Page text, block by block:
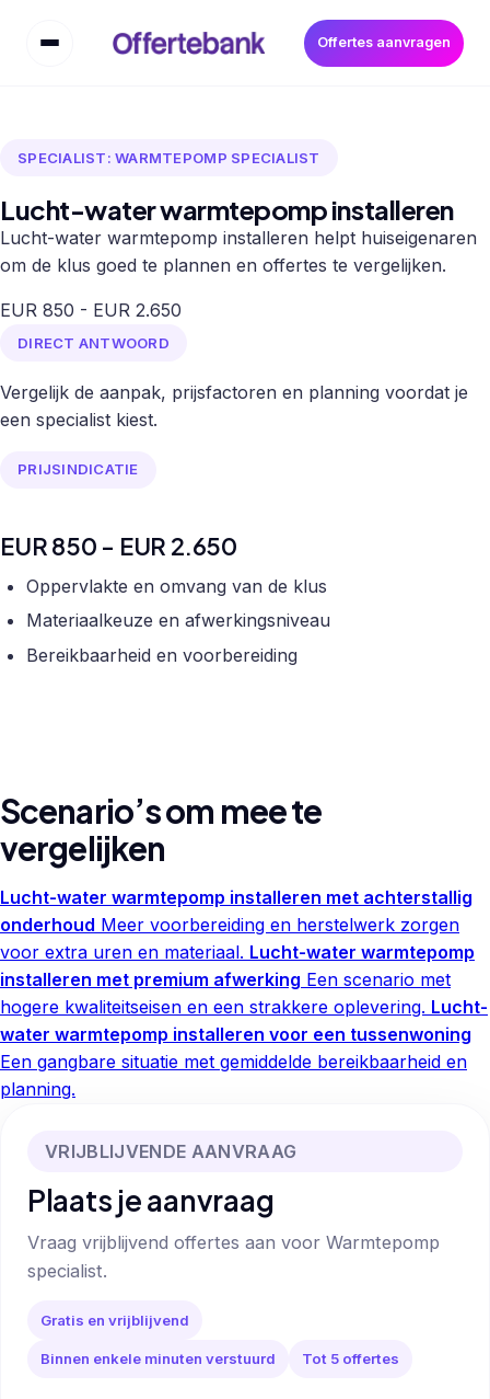
Offertes aanvragen
SPECIALIST: WARMTEPOMP SPECIALIST
Lucht-water warmtepomp installeren
Lucht-water warmtepomp installeren helpt huiseigenaren
om de klus goed te plannen en offertes te vergelijken.
EUR 850 - EUR 2.650
DIRECT ANTWOORD
Vergelijk de aanpak, prijsfactoren en planning voordat je
een specialist kiest.
PRIJSINDICATIE
EUR 850 - EUR 2.650
Oppervlakte en omvang van de klus
Materiaalkeuze en afwerkingsniveau
Bereikbaarheid en voorbereiding
Scenario’s om mee te
vergelijken
Lucht-water warmtepomp installeren met achterstallig
onderhoud Meer voorbereiding en herstelwerk zorgen
voor extra uren en materiaal. Lucht-water warmtepomp
installeren met premium afwerking Een scenario met
hogere kwaliteitseisen en een strakkere oplevering. Lucht-
water warmtepomp installeren voor een tussenwoning
Een gangbare situatie met gemiddelde bereikbaarheid en
planning.
VRIJBLIJVENDE AANVRAAG
Plaats je aanvraag
Vraag vrijblijvend offertes aan voor Warmtepomp
specialist.
Gratis en vrijblijvend
Binnen enkele minuten verstuurd Tot 5 offertes